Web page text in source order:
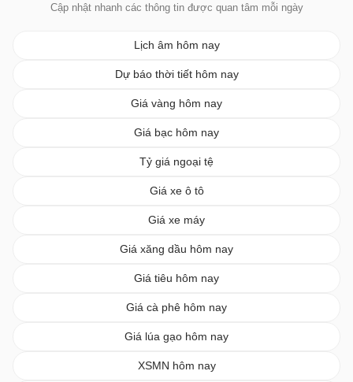
Cập nhật nhanh các thông tin được quan tâm mỗi ngày
Lịch âm hôm nay
Dự báo thời tiết hôm nay
Giá vàng hôm nay
Giá bạc hôm nay
Tỷ giá ngoại tệ
Giá xe ô tô
Giá xe máy
Giá xăng dầu hôm nay
Giá tiêu hôm nay
Giá cà phê hôm nay
Giá lúa gạo hôm nay
XSMN hôm nay